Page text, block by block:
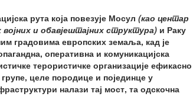
рута која повезује Мосул (као центар
и обавјештајних структура) и Раку
градовима европских земаља, кад је
оперативна и комуникацијска
терористичке организације ефикасно
целе породице и појединце у
налази тај мост, та одскочна